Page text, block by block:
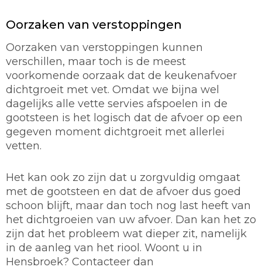
Oorzaken van verstoppingen
Oorzaken van verstoppingen kunnen
verschillen, maar toch is de meest
voorkomende oorzaak dat de keukenafvoer
dichtgroeit met vet. Omdat we bijna wel
dagelijks alle vette servies afspoelen in de
gootsteen is het logisch dat de afvoer op een
gegeven moment dichtgroeit met allerlei
vetten.
Het kan ook zo zijn dat u zorgvuldig omgaat
met de gootsteen en dat de afvoer dus goed
schoon blijft, maar dan toch nog last heeft van
het dichtgroeien van uw afvoer. Dan kan het zo
zijn dat het probleem wat dieper zit, namelijk
in de aanleg van het riool. Woont u in
Hensbroek? Contacteer dan